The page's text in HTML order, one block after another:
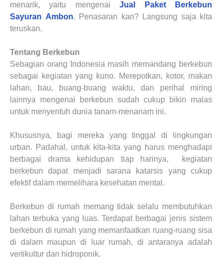
menarik, yaitu mengenaiJual Paket Berkebun
Sayuran Ambon. Penasaran kan? Langsung saja kita
teruskan.
Tentang Berkebun
Sebagian orang Indonesia masih memandang berkebun
sebagai kegiatan yang kuno. Merepotkan, kotor, makan
lahan, bau, buang-buang waktu, dan perihal miring
lainnya mengenai berkebun sudah cukup bikin malas
untuk menyentuh dunia tanam-menanam ini.
Khususnya, bagi mereka yang tinggal di lingkungan
urban. Padahal, untuk kita-kita yang harus menghadapi
berbagai drama kehidupan tiap harinya, kegiatan
berkebun dapat menjadi sarana katarsis yang cukup
efektif dalam memelihara kesehatan mental.
Berkebun di rumah memang tidak selalu membutuhkan
lahan terbuka yang luas. Terdapat berbagai jenis sistem
berkebun di rumah yang memanfaatkan ruang-ruang sisa
di dalam maupun di luar rumah, di antaranya adalah
vertikultur dan hidroponik.